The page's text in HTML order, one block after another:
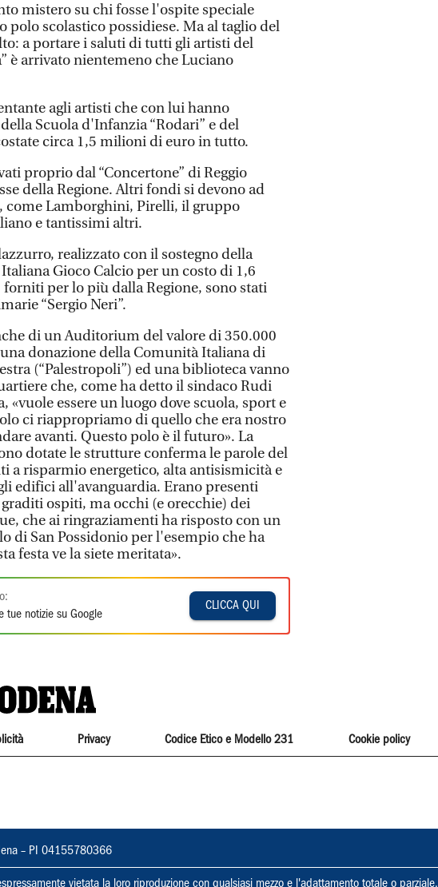
mistero su chi fosse l'ospite speciale
polo scolastico possidiese. Ma al taglio del
a portare i saluti di tutti gli artisti del
è arrivato nientemeno che Luciano
agli artisti che con lui hanno
Scuola d'Infanzia “Rodari” e del
circa 1,5 milioni di euro in tutto.
proprio dal “Concertone” di Reggio
della Regione. Altri fondi si devono ad
Lamborghini, Pirelli, il gruppo
e tantissimi altri.
realizzato con il sostegno della
Gioco Calcio per un costo di 1,6
per lo più dalla Regione, sono stati
“Sergio Neri”.
di un Auditorium del valore di 350.000
donazione della Comunità Italiana di
(“Palestropoli”) ed una biblioteca vanno
che, come ha detto il sindaco Rudi
«vuole essere un luogo dove scuola, sport e
ci riappropriamo di quello che era nostro
avanti. Questo polo è il futuro». La
dotate le strutture conferma le parole del
a risparmio energetico, alta antisismicità e
edifici all'avanguardia. Erano presenti
ospiti, ma occhi (e orecchie) dei
che ai ringraziamenti ha risposto con un
di San Possidonio per l'esempio che ha
festa ve la siete meritata».
tue notizie su Google
CLICCA QUI
Privacy Codice Etico e Modello 231 Cookie policy
– PI 04155780366
vietata la loro riproduzione con qualsiasi mezzo e l'adattamento totale o parziale.